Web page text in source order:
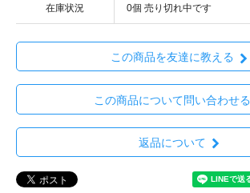
在庫状況 0個 売り切れ中です
この商品を友達に教える
この商品について問い合わせる
返品について